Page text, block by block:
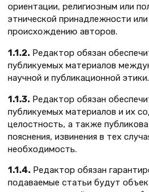
ориентации, религиозным или
этнической принадлежности
происхождению авторов.
1.1.2. Редактор обязан
публикуемых материалов
научной и публикационной этики.
1.1.3. Редактор обязан
публикуемых материалов и их
целостность, а также
пояснения, извинения в тех
необходимость.
1.1.4. Редактор обязан
подаваемые статьи будут